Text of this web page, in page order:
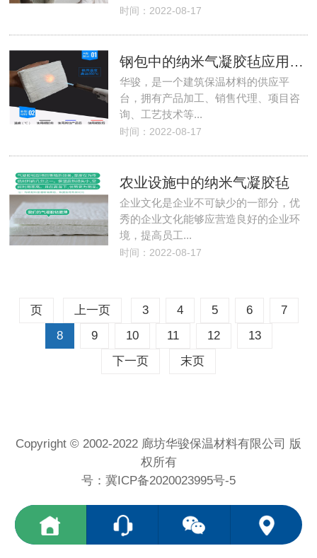
时间：2022-08-17
钢包中的纳米气凝胶毡应用分析
华骏，是一个建筑保温材料的供应平
台，拥有产品加工、销售代理、项目咨
询、工艺技术等...
时间：2022-08-17
农业设施中的纳米气凝胶毡
企业文化是企业不可缺少的一部分，优
秀的企业文化能够应营造良好的企业环
境，提高员工...
时间：2022-08-17
页 上一页 3 4 5 6
7
8
9 10 11 12
13
下一页
末页
Copyright © 2002-2022 廊坊华骏保温材料有限公司 版
权所有
号： 冀ICP备2020023995号-5